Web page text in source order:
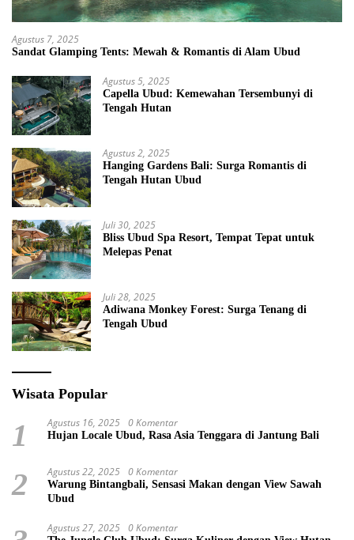
Agustus 7, 2025
Sandat Glamping Tents: Mewah & Romantis di Alam Ubud
Agustus 5, 2025
Capella Ubud: Kemewahan Tersembunyi di
Tengah Hutan
Agustus 2, 2025
Hanging Gardens Bali: Surga Romantis di
Tengah Hutan Ubud
Juli 30, 2025
Bliss Ubud Spa Resort, Tempat Tepat untuk
Melepas Penat
Juli 28, 2025
Adiwana Monkey Forest: Surga Tenang di
Tengah Ubud
Wisata Popular
1 Agustus 16, 2025 0 Komentar
Hujan Locale Ubud, Rasa Asia Tenggara di Jantung Bali
2 Agustus 22, 2025 0 Komentar
Warung Bintangbali, Sensasi Makan dengan View Sawah
Ubud
Agustus 27, 2025 0 Komentar